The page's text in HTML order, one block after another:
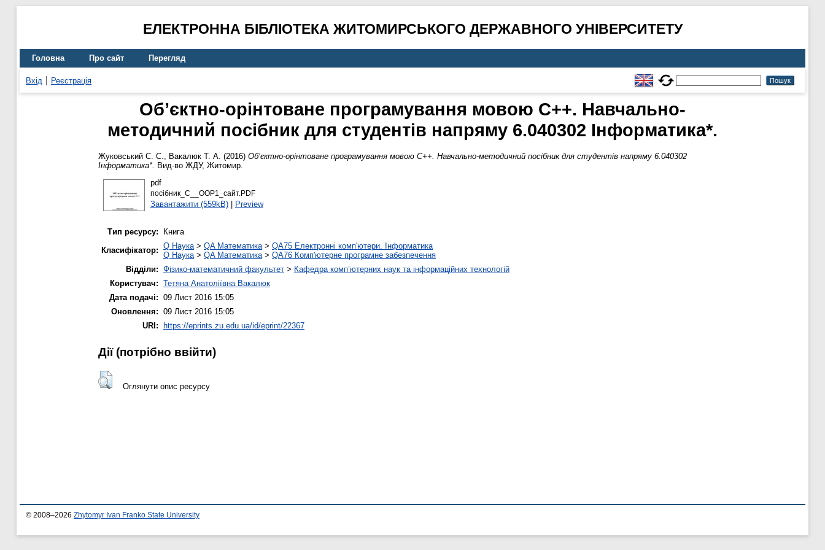
ЕЛЕКТРОННА БІБЛІОТЕКА ЖИТОМИРСЬКОГО ДЕРЖАВНОГО УНІВЕРСИТЕТУ
Головна Про сайт Перегляд
Вхід Реєстрація
Об’єктно-орінтоване програмування мовою С++. Навчально-
методичний посібник для студентів напряму 6.040302 Інформатика*.
Жуковський С. С., Вакалюк Т. А. (2016) Об’єктно-орінтоване програмування мовою С++. Навчально-методичний посібник для студентів напряму 6.040302
Інформатика*. Вид-во ЖДУ, Житомир.
pdf
посібник_С__OOP1_сайт.PDF
Завантажити (559kB)| Preview
Тип ресурсу:
Книга
Класифікатор: Q Наука> QA Математика> QA75 Електронні комп'ютери. Інформатика
Q Наука> QA Математика> QA76 Комп'ютерне програмне забезпечення
Відділи: Фізико-математичний факультет > Кафедра комп’ютерних наук та інформаційних технологій
Користувач: Тетяна Анатоліївна Вакалюк
Дата подачі: 09 Лист 2016 15:05
Оновлення: 09 Лист 2016 15:05
URI:
https://eprints.zu.edu.ua/id/eprint/22367
Дії ​​(потрібно ввійти)
Оглянути опис ресурсу
© 2008–2026 Zhytomyr Ivan Franko State University